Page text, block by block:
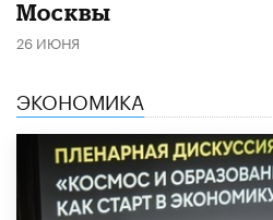
Москвы
26 ИЮНЯ
ЭКОНОМИКА